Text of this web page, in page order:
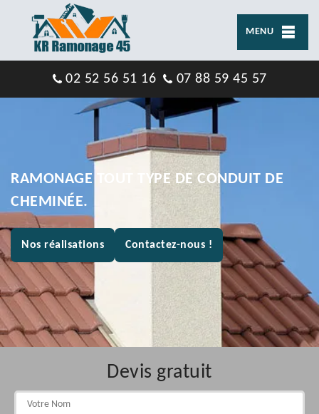
MENU
02 52 56 51 16 07 88 59 45 57
RAMONAGE TOUT TYPE DE CONDUIT DE
CHEMINÉE.
Nos réalisations Contactez-nous !
Devis gratuit